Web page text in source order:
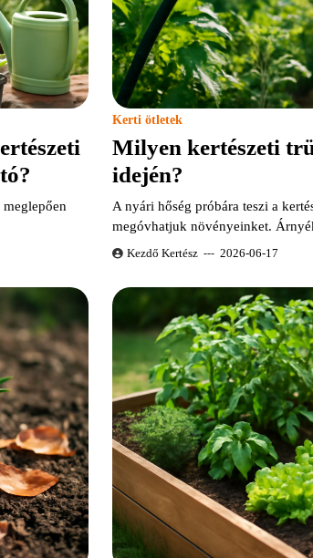
Kerti ötletek
Milyen kertészeti
idején?
A nyári hőség próbára teszi a
megóvhatjuk növényeinket.
Kezdő Kertész 2026-06-17